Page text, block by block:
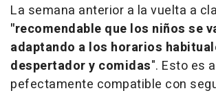
La semana anterior a la vuelta a
"recomendable que los niños se
adaptando a los horarios
despertador y comidas". Esto es
pefectamente compatible con